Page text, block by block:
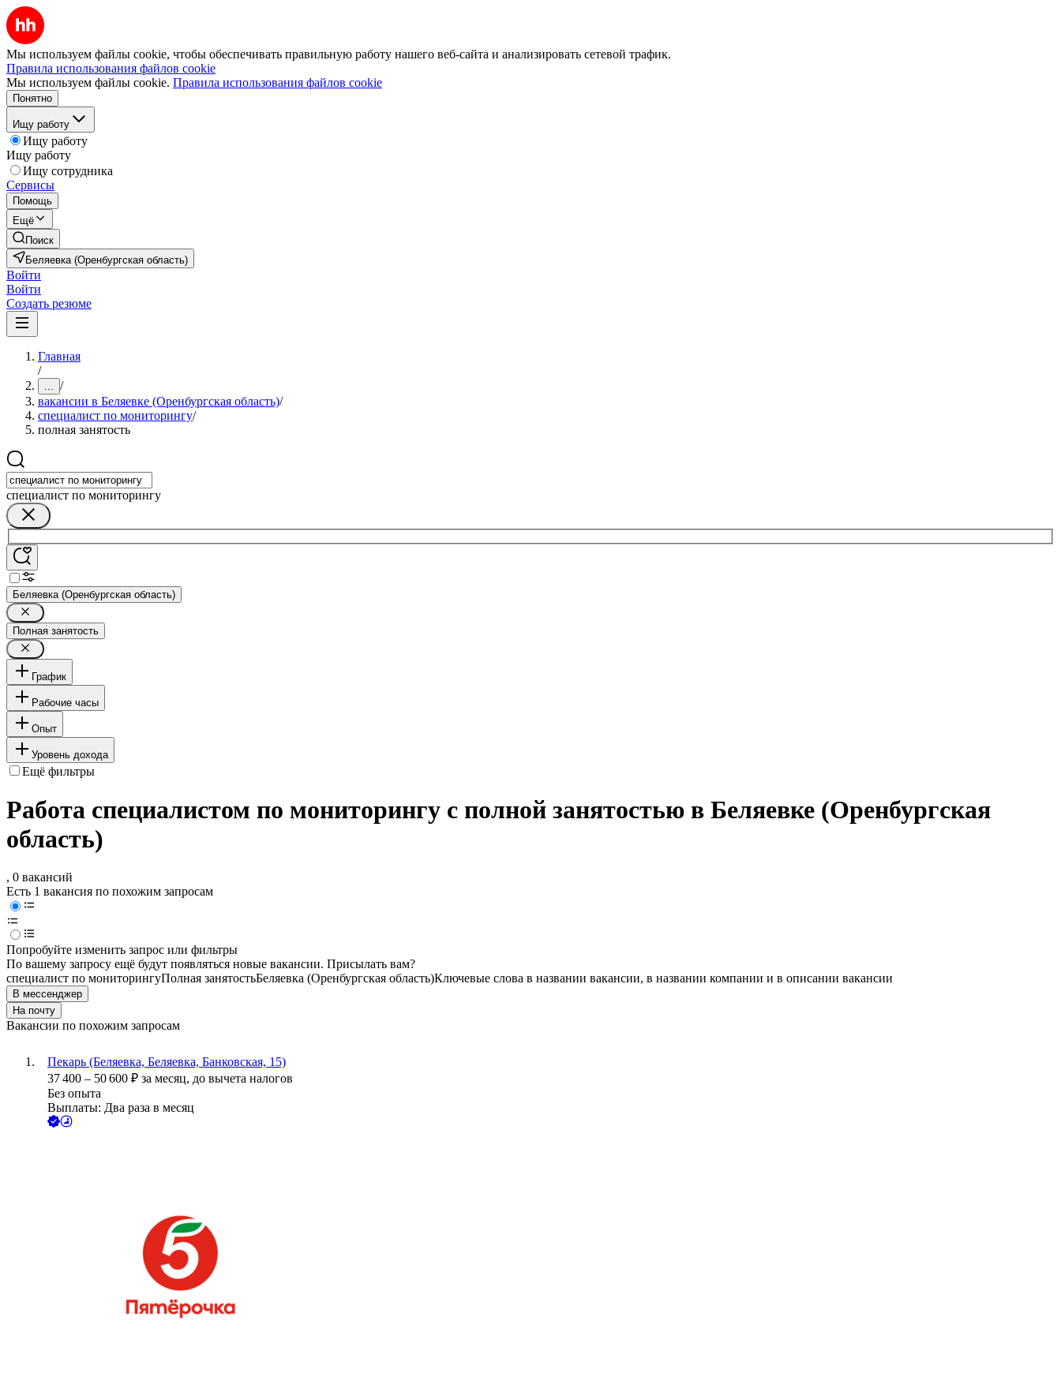
Мы используем файлы cookie, чтобы обеспечивать правильную работу нашего веб-сайта и анализировать сетевой трафик.
Правила использования файлов cookie
Мы используем файлы cookie. Правила использования файлов cookie
Понятно
Ищу работу
Ищу работу
Ищу работу
Ищу сотрудника
Сервисы
Помощь
Ещё
Поиск
Беляевка (Оренбургская область)
Войти
Войти
Создать резюме
Главная
/
... /
вакансии в Беляевке (Оренбургская область)/
специалист по мониторингу/
полная занятость
специалист по мониторингу
Беляевка (Оренбургская область)
Полная занятость
График
Рабочие часы
Опыт
Уровень дохода
Ещё фильтры
Работа специалистом по мониторингу с полной занятостью в Беляевке (Оренбургская
область)
, 0 вакансий
Есть 1 вакансия по похожим запросам
Попробуйте изменить запрос или фильтры
По вашему запросу ещё будут появляться новые вакансии. Присылать вам?
специалист по мониторингуПолная занятостьБеляевка (Оренбургская область)Ключевые слова в названии вакансии, в названии компании и в описании вакансии
В мессенджер
На почту
Вакансии по похожим запросам
Пекарь (Беляевка, Беляевка, Банковская, 15)
37 400 – 50 600 ₽ за месяц, до вычета налогов
Без опыта
Выплаты: Два раза в месяц